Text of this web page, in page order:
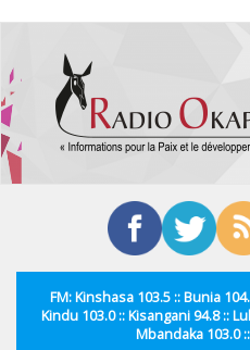
contenu
principal
FM: Kinshasa 103.5 :: Bunia
Kindu 103.0 :: Kisangani 94.8 ::
Mbandaka 103.0